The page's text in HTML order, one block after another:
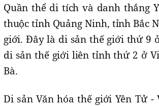
Quần thể di tích và danh thắng
thuộc tỉnh Quảng Ninh, tỉnh Bắc
giới. Đây là di sản thế giới thứ 9
di sản thế giới liên tỉnh thứ 2 ở
Bà.
Di sản Văn hóa thế giới Yên Tử -